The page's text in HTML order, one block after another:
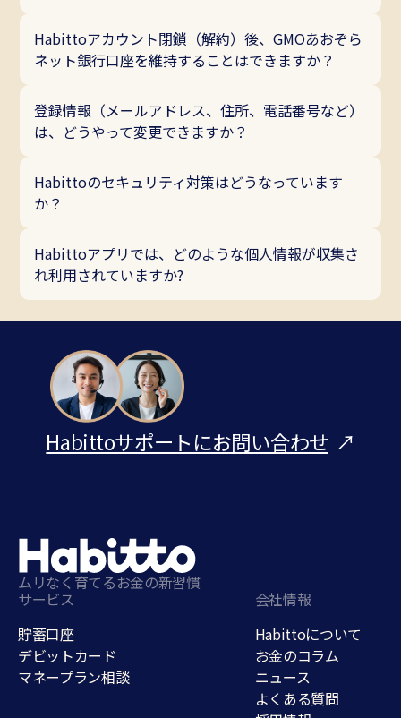
Habittoアカウント閉鎖（解約）後、GMOあおぞら
ネット銀行口座を維持することはできますか？
登録情報（メールアドレス、住所、電話番号など）
は、どうやって変更できますか？
Habittoのセキュリティ対策はどうなっています
か？
Habittoアプリでは、どのような個人情報が収集さ
れ利用されていますか?
Habittoサポートにお問い合わせ ↗
ムリなく育てるお金の新習慣
サービス
貯蓄口座
デビットカード
マネープラン相談
会社情報
Habittoについて
お金のコラム
ニュース
よくある質問